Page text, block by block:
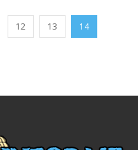
12 13 14